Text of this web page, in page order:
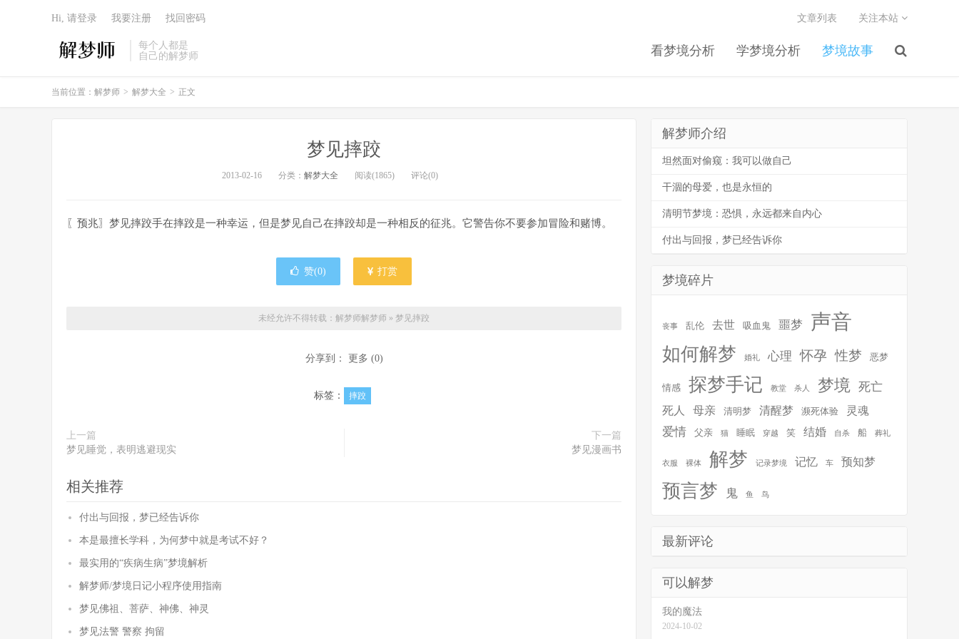
每个人都是
自己的解梦师
看梦境分析 学梦境分析 梦境故事
文章列表 关注本站
Hi, 请登录 我要注册 找回密码
当前位置： 解梦师 > 解梦大全 > 正文
梦见摔跤
2013-02-16 分类： 解梦大全 阅读(1865) 评论(0)
〖预兆〗梦见摔跤手在摔跤是一种幸运，但是梦见自己在摔跤却是一种相反的征兆。它警告你不要参加冒险和赌博。
赞(0) 打赏
未经允许不得转载：解梦师解梦师 » 梦见摔跤
分享到： 更多 (0)
标签： 摔跤
上一篇
梦见睡觉，表明逃避现实
下一篇
梦见漫画书
相关推荐
付出与回报，梦已经告诉你
本是最擅长学科，为何梦中就是考试不好？
最实用的“疾病生病”梦境解析
解梦师/梦境日记小程序使用指南
梦见佛祖、菩萨、神佛、神灵
梦见法警 警察 拘留
解梦师介绍
坦然面对偷窥：我可以做自己
干涸的母爱，也是永恒的
清明节梦境：恐惧，永远都来自内心
付出与回报，梦已经告诉你
梦境碎片
丧事 乱伦 去世 吸血鬼 噩梦 声音
如何解梦 婚礼 心理 怀孕 性梦 恶梦
情感 探梦手记 教堂 杀人 梦境 死亡
死人 母亲 清明梦 清醒梦 濒死体验 灵魂
爱情 父亲 猫 睡眠 穿越 笑 结婚 自杀 船 葬礼
衣服 裸体 解梦 记录梦境 记忆 车 预知梦
预言梦 鬼 鱼 鸟
最新评论
可以解梦
我的魔法
2024-10-02